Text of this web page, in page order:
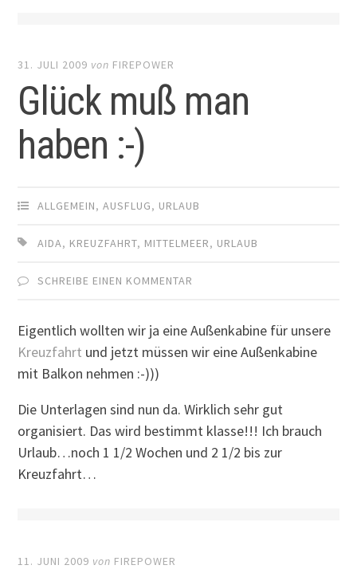
31. JULI 2009 von FIREPOWER
Glück muß man
haben :-)
ALLGEMEIN,AUSFLUG, URLAUB
AIDA, KREUZFAHRT, MITTELMEER, URLAUB
SCHREIBE EINEN KOMMENTAR
Eigentlich wollten wir ja eine Außenkabine für unsere
Kreuzfahrt und jetzt müssen wir eine Außenkabine
mit Balkon nehmen :-)))
Die Unterlagen sind nun da. Wirklich sehr gut
organisiert. Das wird bestimmt klasse!!! Ich brauch
Urlaub…noch 1 1/2 Wochen und 2 1/2 bis zur
Kreuzfahrt…
11. JUNI 2009 von FIREPOWER